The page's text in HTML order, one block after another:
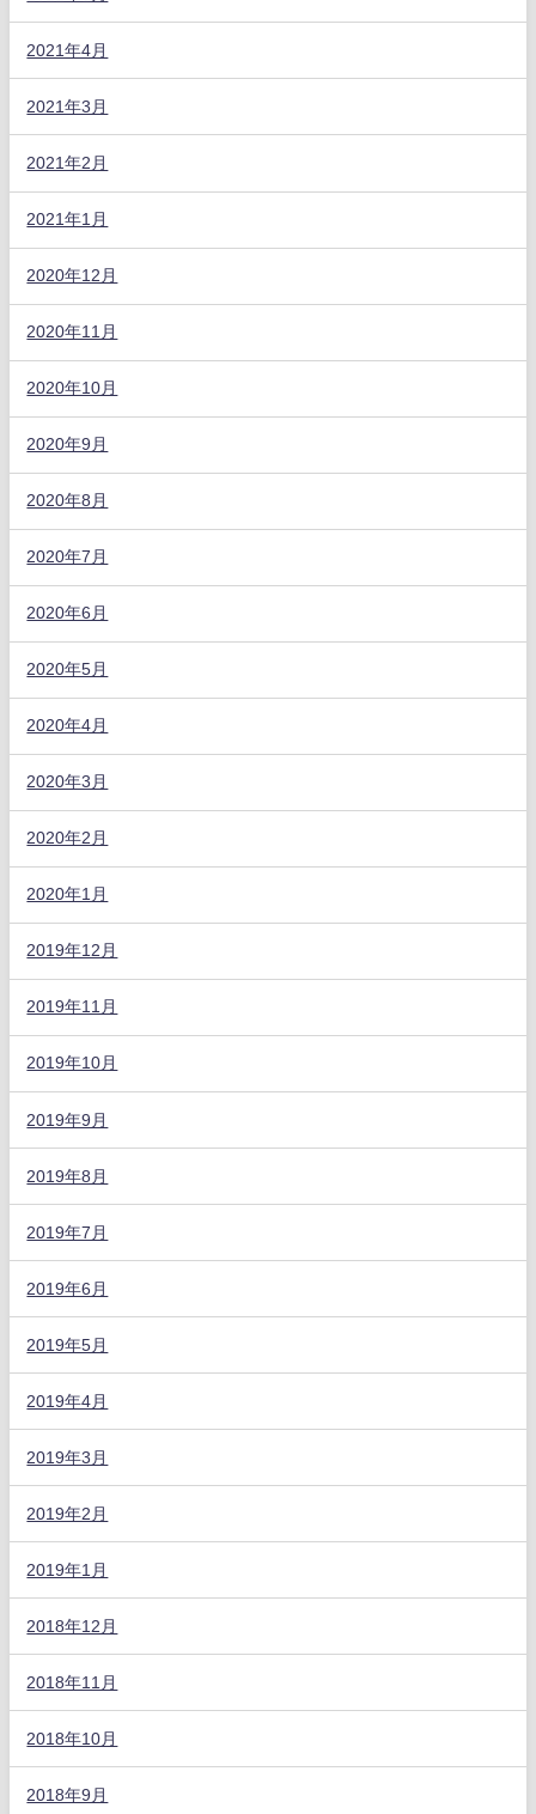
2021年4月
2021年3月
2021年2月
2021年1月
2020年12月
2020年11月
2020年10月
2020年9月
2020年8月
2020年7月
2020年6月
2020年5月
2020年4月
2020年3月
2020年2月
2020年1月
2019年12月
2019年11月
2019年10月
2019年9月
2019年8月
2019年7月
2019年6月
2019年5月
2019年4月
2019年3月
2019年2月
2019年1月
2018年12月
2018年11月
2018年10月
2018年9月